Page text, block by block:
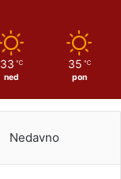
33 ℃
ned
35 ℃
pon
Nedavno